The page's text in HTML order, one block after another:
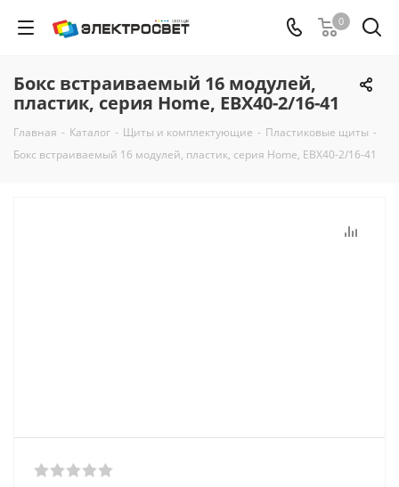
0
Бокс встраиваемый 16 модулей,
пластик, серия Home, EBX40-2/16-41
Главная - Каталог - Щиты и комплектующие - Пластиковые щиты -
Бокс встраиваемый 16 модулей, пластик, серия Home, EBX40-2/16-41